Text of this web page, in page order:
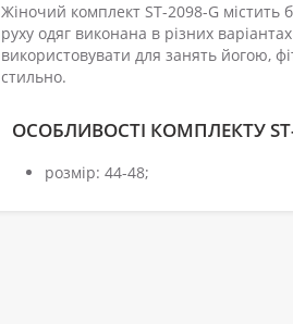
Жіночий комплект ST-2098-G містить
руху одяг виконана в різних
використовувати для занять йогою,
стильно.
ОСОБЛИВОСТІ КОМПЛЕКТУ
розмір: 44-48;